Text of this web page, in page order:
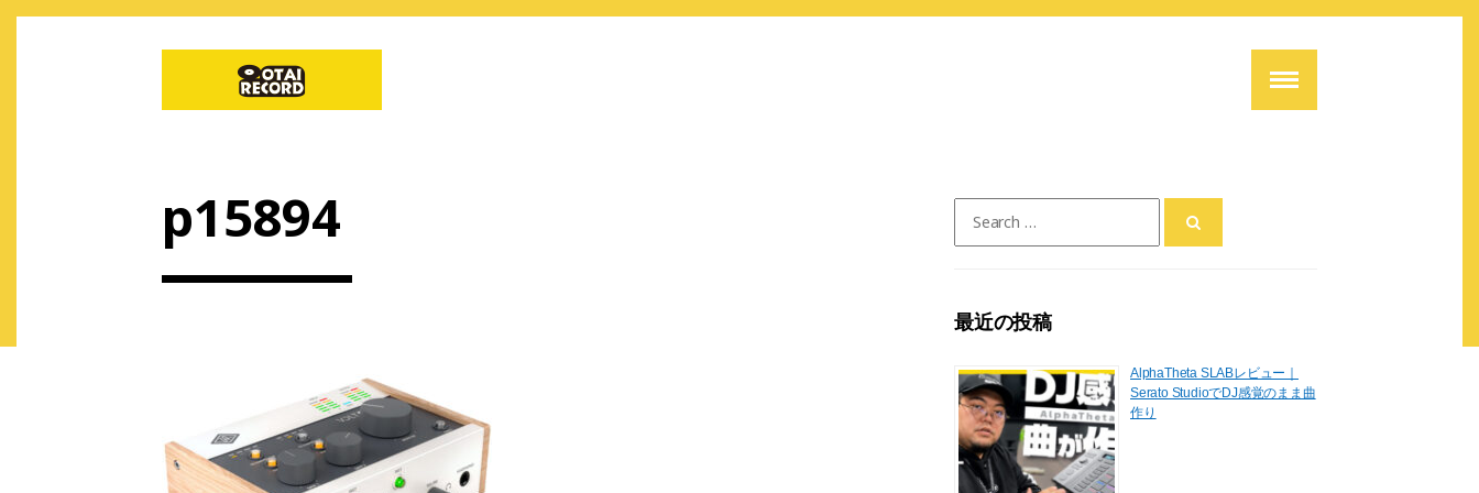
p15894
for:
最近の投稿
AlphaTheta SLABレビュー｜
Serato StudioでDJ感覚のまま曲
作り